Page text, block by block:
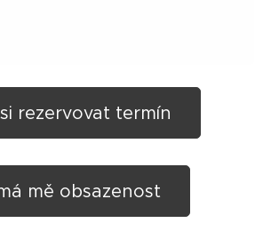
rezervovat termín
mě obsazenost